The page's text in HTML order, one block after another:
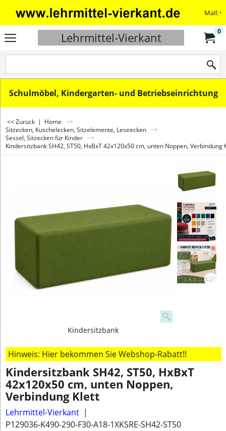
Mail:
Lehrmittel-Vierkant 0
Schulmöbel, Kindergarten- und Betriebseinrichtung
<< Zurück | Home
Sitzecken, Kuschelecken, Sitzelemente, Leseecken
Sessel, Sitzecken für Kinder
Kindersitzbank SH42, ST50, HxBxT 42x120x50 cm, unten Noppen, Verbindung
Kindersitzbank
Hinweis: Hier bekommen Sie Webshop-Rabatt!!
Kindersitzbank SH42, ST50, HxBxT
42x120x50 cm, unten Noppen,
Verbindung Klett
Lehrmittel-Vierkant
P129036-K490-290-F30-A18-1XKSRE-SH42-ST50